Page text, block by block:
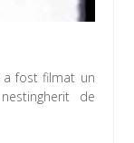
a fost filmat un
de